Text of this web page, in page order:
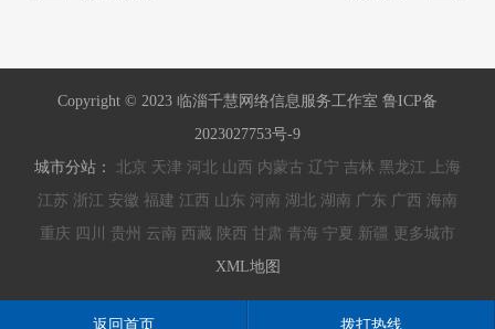
Copyright © 2023 临淄千慧网络信息服务工作室 鲁ICP备
2023027753号-9
城市分站： 北京 天津 河北 山西 内蒙古 辽宁 吉林 黑龙江
上海
江苏 浙江 安徽 福建 江西 山东 河南 湖北 湖南 广东 广西 海南
重庆 四川 贵州 云南 西藏 陕西 甘肃 青海 宁夏 新疆 更多城市
XML地图
返回首页 拨打热线